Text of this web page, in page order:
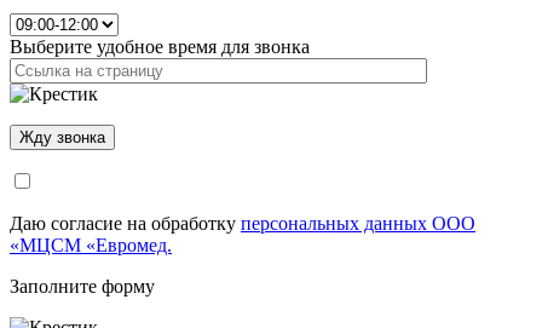
Выберите удобное время для звонка
Даю согласие на обработку персональных данных ООО
«МЦСМ «Евромед.
Заполните форму